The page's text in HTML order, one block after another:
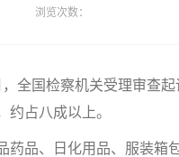
浏览次数：
国检察机关受理审查起
占八成以上。
品、日化用品、服装箱